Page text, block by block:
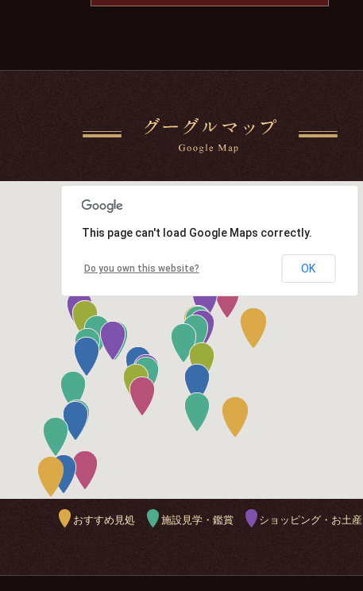
This page can't load Google Maps correctly.
Do you own this website? OK
おすすめ見処 施設見学・鑑賞 ショッピング・お土産